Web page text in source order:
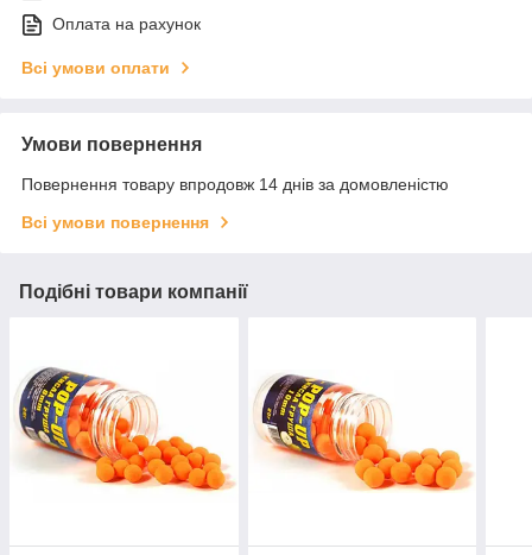
Оплата на рахунок
Всі умови оплати
Умови повернення
Повернення товару впродовж 14 днів за домовленістю
Всі умови повернення
Подібні товари компанії